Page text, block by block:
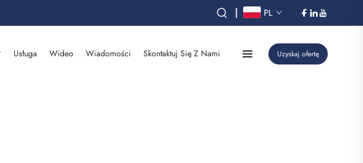
| PL
Usługa Wideo Wiadomości Skontaktuj Się Z Nami Uzyskaj ofertę